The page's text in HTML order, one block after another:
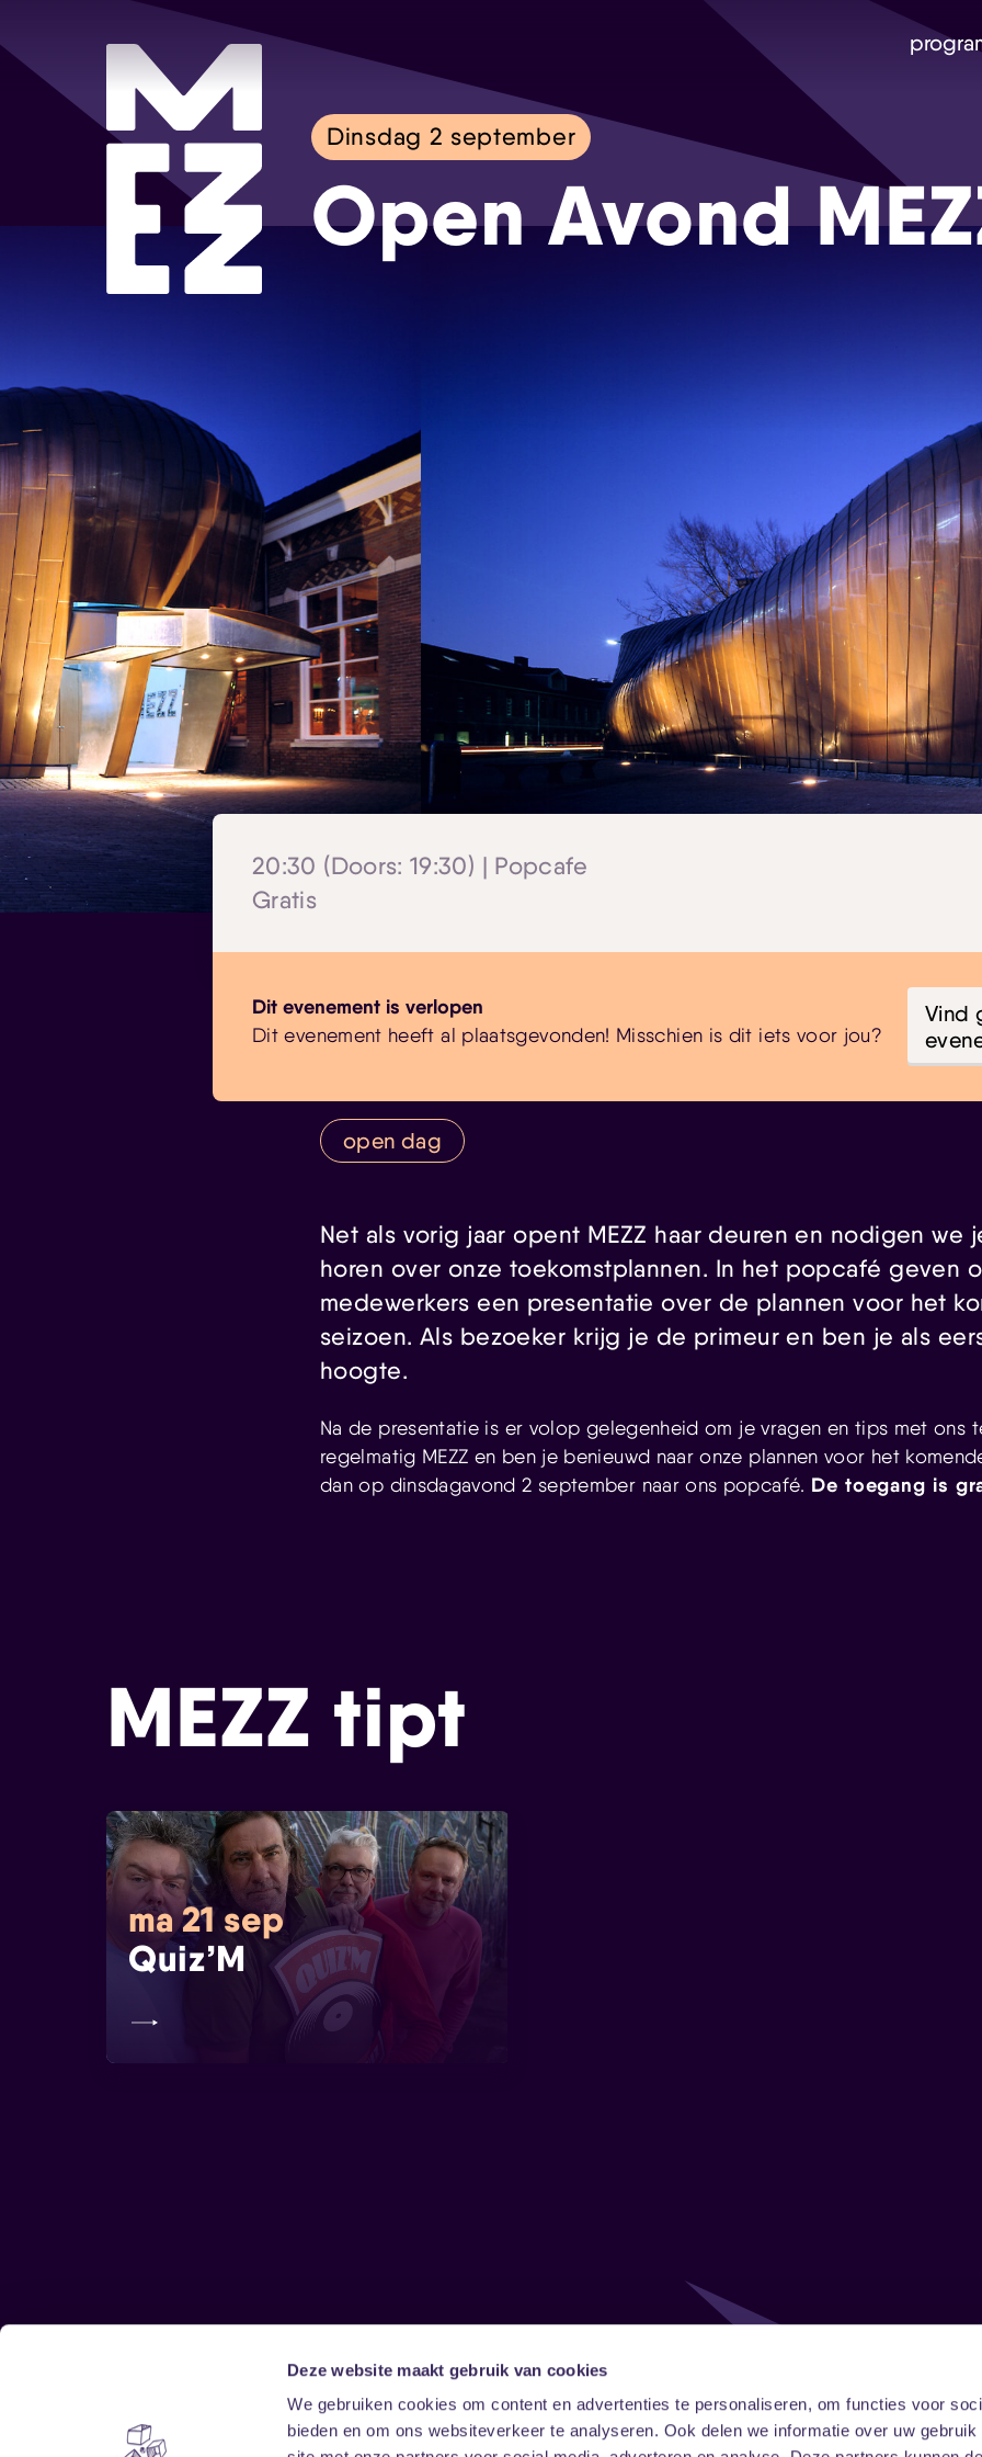
Deze website maakt gebruik van cookies
We gebruiken cookies om content en advertenties te personaliseren, om functies voor
bieden en om ons websiteverkeer te analyseren. Ook delen we informatie over uw gebruik
Dinsdag 2 september
Open Avond
20:30 (Doors: 19:30) | Popcafe
Gratis
Dit evenement is verlopen
Dit evenement heeft al plaatsgevonden! Misschien is dit iets voor jou?
Vind
open dag
Net als vorig jaar opent MEZZ haar deuren en nodigen we
horen over onze toekomstplannen. In het popcafé geven
medewerkers een presentatie over de plannen voor het
seizoen. Als bezoeker krijg je de primeur en ben je als
hoogte.
Na de presentatie is er volop gelegenheid om je vragen en tips met ons
regelmatig MEZZ en ben je benieuwd naar onze plannen voor het
dan op dinsdagavond 2 september naar ons popcafé. De toegang is
MEZZ tipt
ma 21 sep
Quiz’M
Home Disclaimer
Follow
FacebookInstagramLinkedIn
Onze